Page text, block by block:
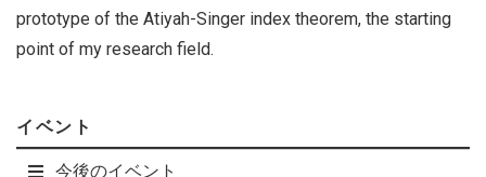
prototype of the Atiyah-Singer index theorem, the starting
point of my research field.
イベント
今後のイベント